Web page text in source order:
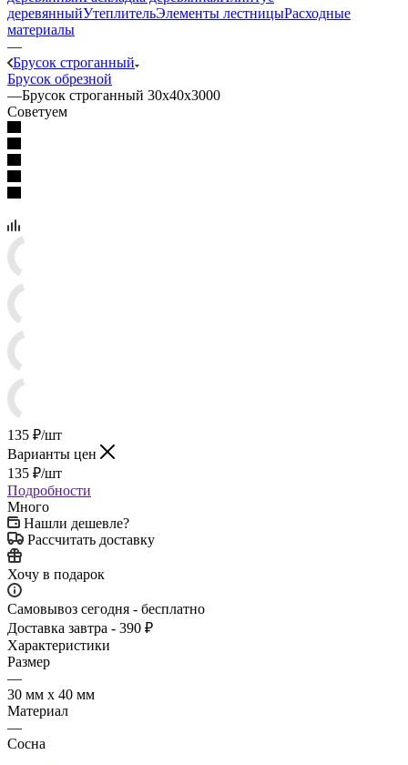
деревянныйУтеплительЭлементы лестницыРасходные
материалы
—
Брусок строганный
Брусок обрезной
—Брусок строганный 30х40х3000
Советуем
135 ₽/шт
Варианты цен
135 ₽/шт
Подробности
Много
Нашли дешевле?
Рассчитать доставку
Хочу в подарок
Самовывоз сегодня - бесплатно
Доставка завтра - 390 ₽
Характеристики
Размер
—
30 мм х 40 мм
Материал
—
Сосна